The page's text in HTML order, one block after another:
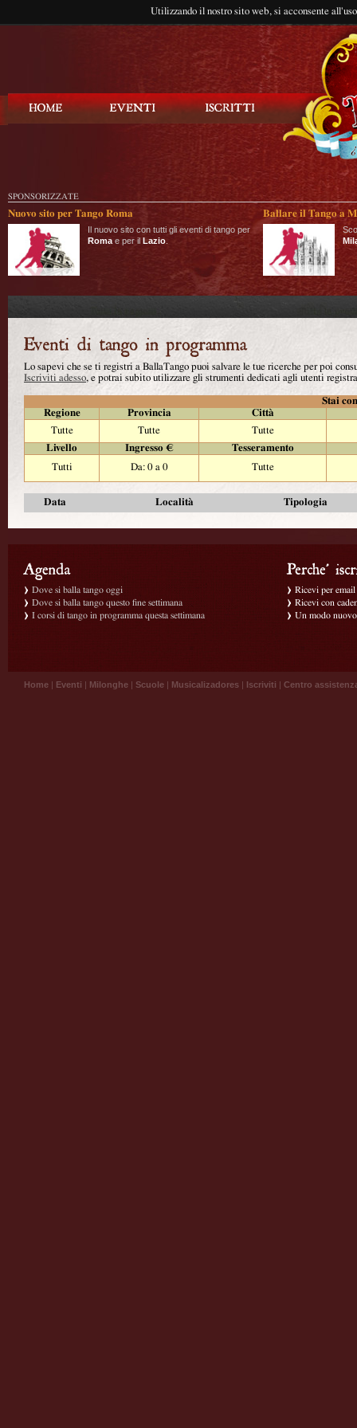
Utilizzando il nostro sito web, si acconsente
SPONSORIZZATE
Nuovo sito per Tango Roma
Il nuovo sito con tutti gli eventi di tango per
Roma e per il Lazio
Ballare il Tango a
Lo sapevi che se ti registri a BallaTango puoi salvare le tue ricerche per poi
Iscriviti adesso, e potrai subito utilizzare gli strumenti dedicati agli utenti
Stai
Regione
Provincia
Città
Tutte
Tutte
Tutte
Livello
Ingresso €
Tesseramento
Tutti
Da: 0 a 0 Tutte
Data Località Tipologia
Dove si balla tango oggi
Dove si balla tango questo fine settimana
I corsi di tango in programma questa settimana
Ricevi per
Ricevi con
Un modo
Home | Eventi | Milonghe | Scuole | Musicalizadores | Iscriviti | Centro